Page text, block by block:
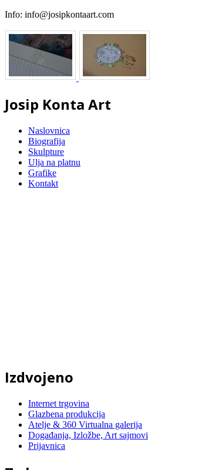
Info: info@josipkontaart.com
Josip Konta Art
Naslovnica
Biografija
Skulpture
Ulja na platnu
Grafike
Kontakt
Izdvojeno
Internet trgovina
Glazbena produkcija
Atelje & 360 Virtualna galerija
Događanja, Izložbe, Art sajmovi
Prijavnica